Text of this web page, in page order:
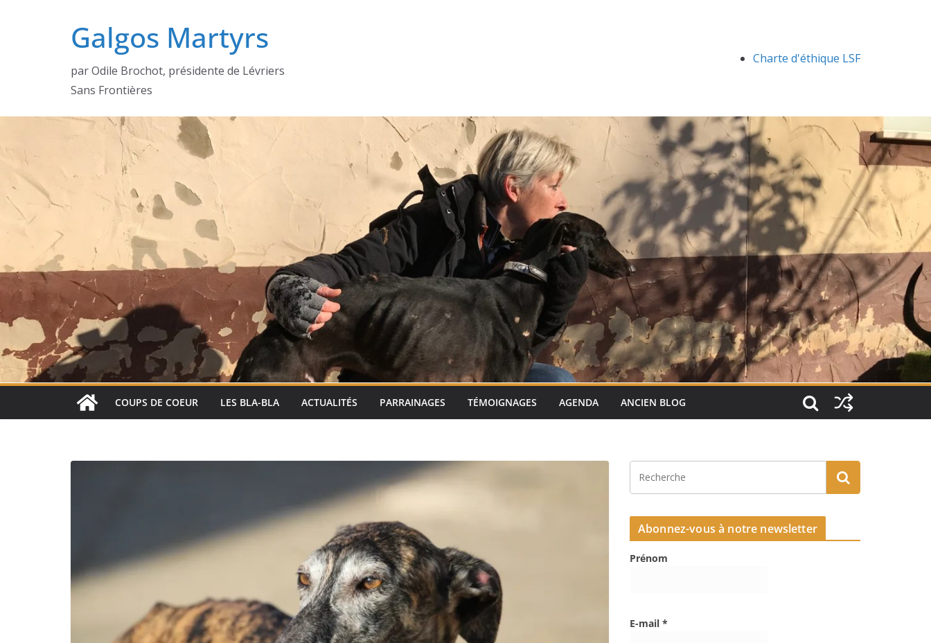
Galgos Martyrs
par Odile Brochot, présidente de Lévriers
Sans Frontières
Charte d'éthique LSF
COUPS DE COEUR LES BLA-BLA ACTUALITÉS PARRAINAGES TÉMOIGNAGES AGENDA ANCIEN BLOG
Abonnez-vous à notre newsletter
Prénom
E-mail *